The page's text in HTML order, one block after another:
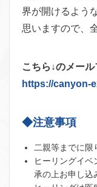
界が開けるよう
思いますので、
こちら↓のメー
https://canyon-
◆注意事項
二親等までに限
ヒーリングイベ
承の上お申し込